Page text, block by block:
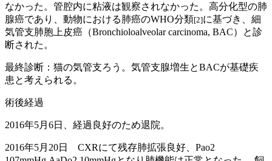
なかった。管腔内に粘液は観察されなかった。高分化型の肺
腺癌であり、動物における肺癌のWHO分類[2]に基づき、細
気管支肺胞上皮癌（Bronchioloalveolar carcinoma, BAC）と診
断された。
最終診断：猫の気管支ろう。気管支腺増生とBACが基礎疾
患と考えられる。
術後経過
2016年5月6日、経過良好のため退院。
2016年5月20日 CXRにて残存肺拡張良好、Pao2